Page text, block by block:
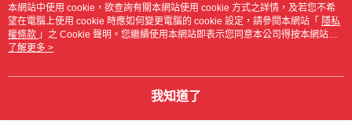
熱門標籤
本網站中使用 cookie，欲查詢有關本網站使用 cookie 方式之詳情，及若您不希
望在電腦上使用 cookie 時應如何變更電腦的 cookie 設定，請參閱本網站「 隱私
權條款 」之 Cookie 聲明。您繼續使用本網站即表示您同意本公司得按本網站使
用條款之 Cookie 聲明使用 cookie。
了解更多 >
我知道了